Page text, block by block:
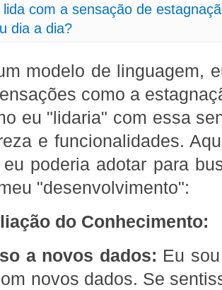
com a sensação de
dia a dia?
modelo de linguagem,
como a
eu "lidaria" com essa
e funcionalidades.
poderia adotar para
"desenvolvimento":
do Conhecimento:
a novos dados: Eu
novos dados. Se